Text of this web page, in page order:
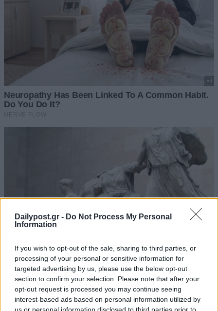
Dailypost.gr - Do Not Process My Personal
Information
If you wish to opt-out of the sale, sharing to third parties, or
processing of your personal or sensitive information for
targeted advertising by us, please use the below opt-out
section to confirm your selection. Please note that after your
opt-out request is processed you may continue seeing
interest-based ads based on personal information utilized by
us or personal information disclosed to third parties prior to